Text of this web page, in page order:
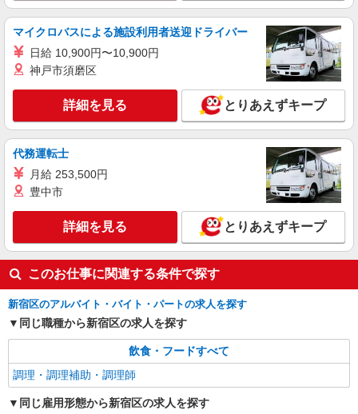
アルバイト パート
ケンタッキーフライドチキン 四谷4丁目店
時給1300円
東京都新宿区四谷4－4－3 ロイジェントパー
クス四ツ谷
詳細を見る
アルバイト
ケンタッキーフライドチキン 高田馬場店
カウンター・キッチンスタッフ ＜優先募集日
時＞土日祝 18:00〜23:00
時給1300円 ＜高校生＞時給1250円
東京都新宿区高田馬場1-28-10
キープ
マイクロバスによる施設利用者送迎ドライバー
日給 10,900円〜10,900円
神戸市須磨区
詳細を見る とりあえずキープ
代務運転士
月給 253,500円
豊中市
詳細を見る とりあえずキープ
このお仕事に関連する条件で探す
新宿区のアルバイト・バイト・パートの求人を探す
同じ職種から新宿区の求人を探す
飲食・フードすべて
調理・調理補助・調理師
同じ雇用形態から新宿区の求人を探す